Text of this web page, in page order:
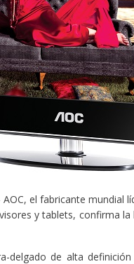
el fabricante mundial
y tablets, confirma
delgado de alta